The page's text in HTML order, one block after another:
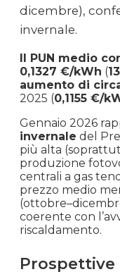
Giugno
2025
Maggio
2025
Aprile
2025
Marzo
2025
Febbraio
dicembre),
invernale.
Il PUN medio
0,1327 €/kWh (
aumento di
2025 (0,1155 €/
Gennaio 2026
invernale del
più alta
produzione
centrali a gas
prezzo medio
coerente con
riscaldamento.
Prospettive